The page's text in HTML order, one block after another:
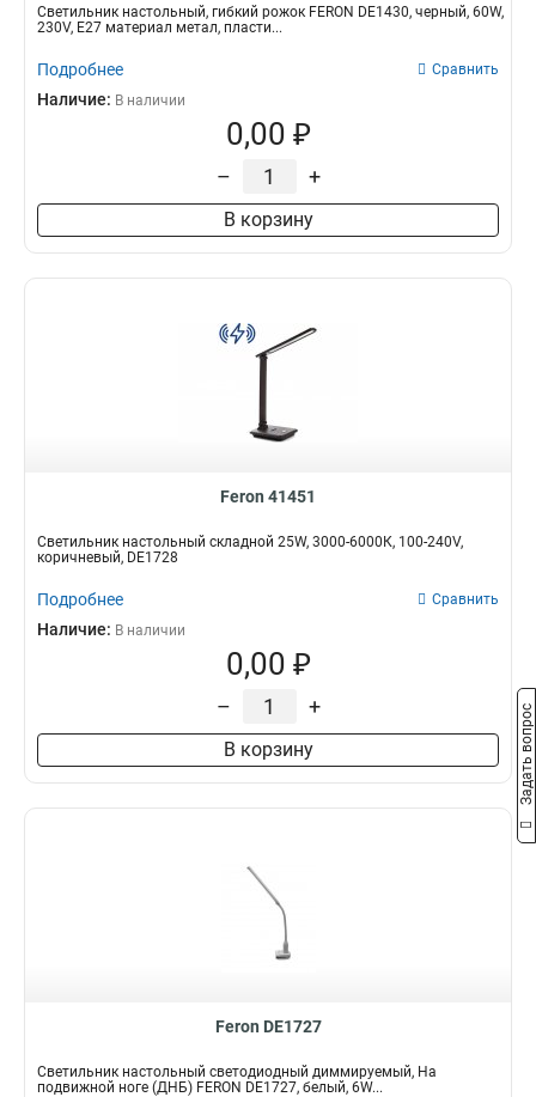
Светильник настольный, гибкий рожок FERON DE1430, черный, 60W,
230V, E27 материал метал, пласти...
Подробнее Сравнить
Наличие: В наличии
0,00 ₽
– +
В корзину
Feron 41451
Светильник настольный складной 25W, 3000-6000К, 100-240V,
коричневый, DE1728
Подробнее Сравнить
Наличие: В наличии
0,00 ₽
– +
В корзину
Feron DE1727
Светильник настольный светодиодный диммируемый, На
подвижной ноге (ДНБ) FERON DE1727, белый, 6W...
Задать вопрос